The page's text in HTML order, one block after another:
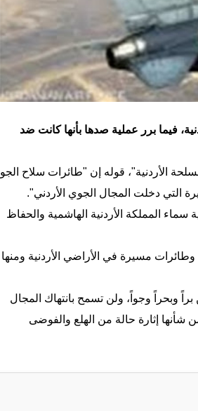
فيما برر عملية صدها بأنها كانت ضد
الأردنية"، قوله إن "طائرات سلاح الجو
التي دخلت المجال الجوي الأردني".
المملكة الأردنية الهاشمية والحفاظ
مسيرة في الأراضي الأردنية ومنها
وبحراً وجواً، ولن تسمح بانتهاك المجال
شأنها إثارة حالة من الهلع والفوضى